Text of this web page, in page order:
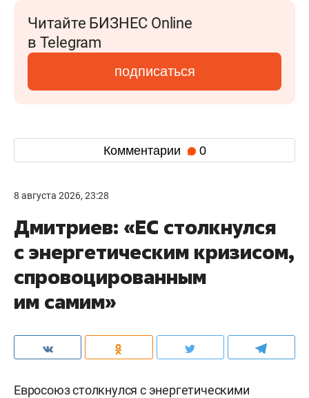
Читайте БИЗНЕС Online
в Telegram
подписаться
Комментарии 0
8 августа 2026, 23:28
Дмитриев: «ЕС столкнулся
с энергетическим кризисом,
спровоцированным
им самим»
Евросоюз столкнулся с энергетическими